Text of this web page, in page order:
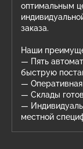
оптимальным
заказа.
Наши
— Пять
быструю
— Оперативная
— Склады
—
местной